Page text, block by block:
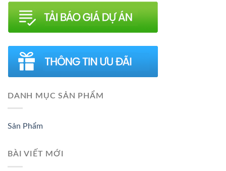
DANH MỤC SẢN PHẨM
Sản Phẩm
BÀI VIẾT MỚI